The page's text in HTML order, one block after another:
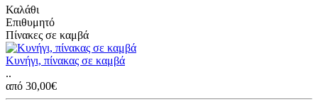
Καλάθι
Επιθυμητό
Πίνακες σε καμβά
Κυνήγι, πίνακας σε καμβά
..
από 30,00€